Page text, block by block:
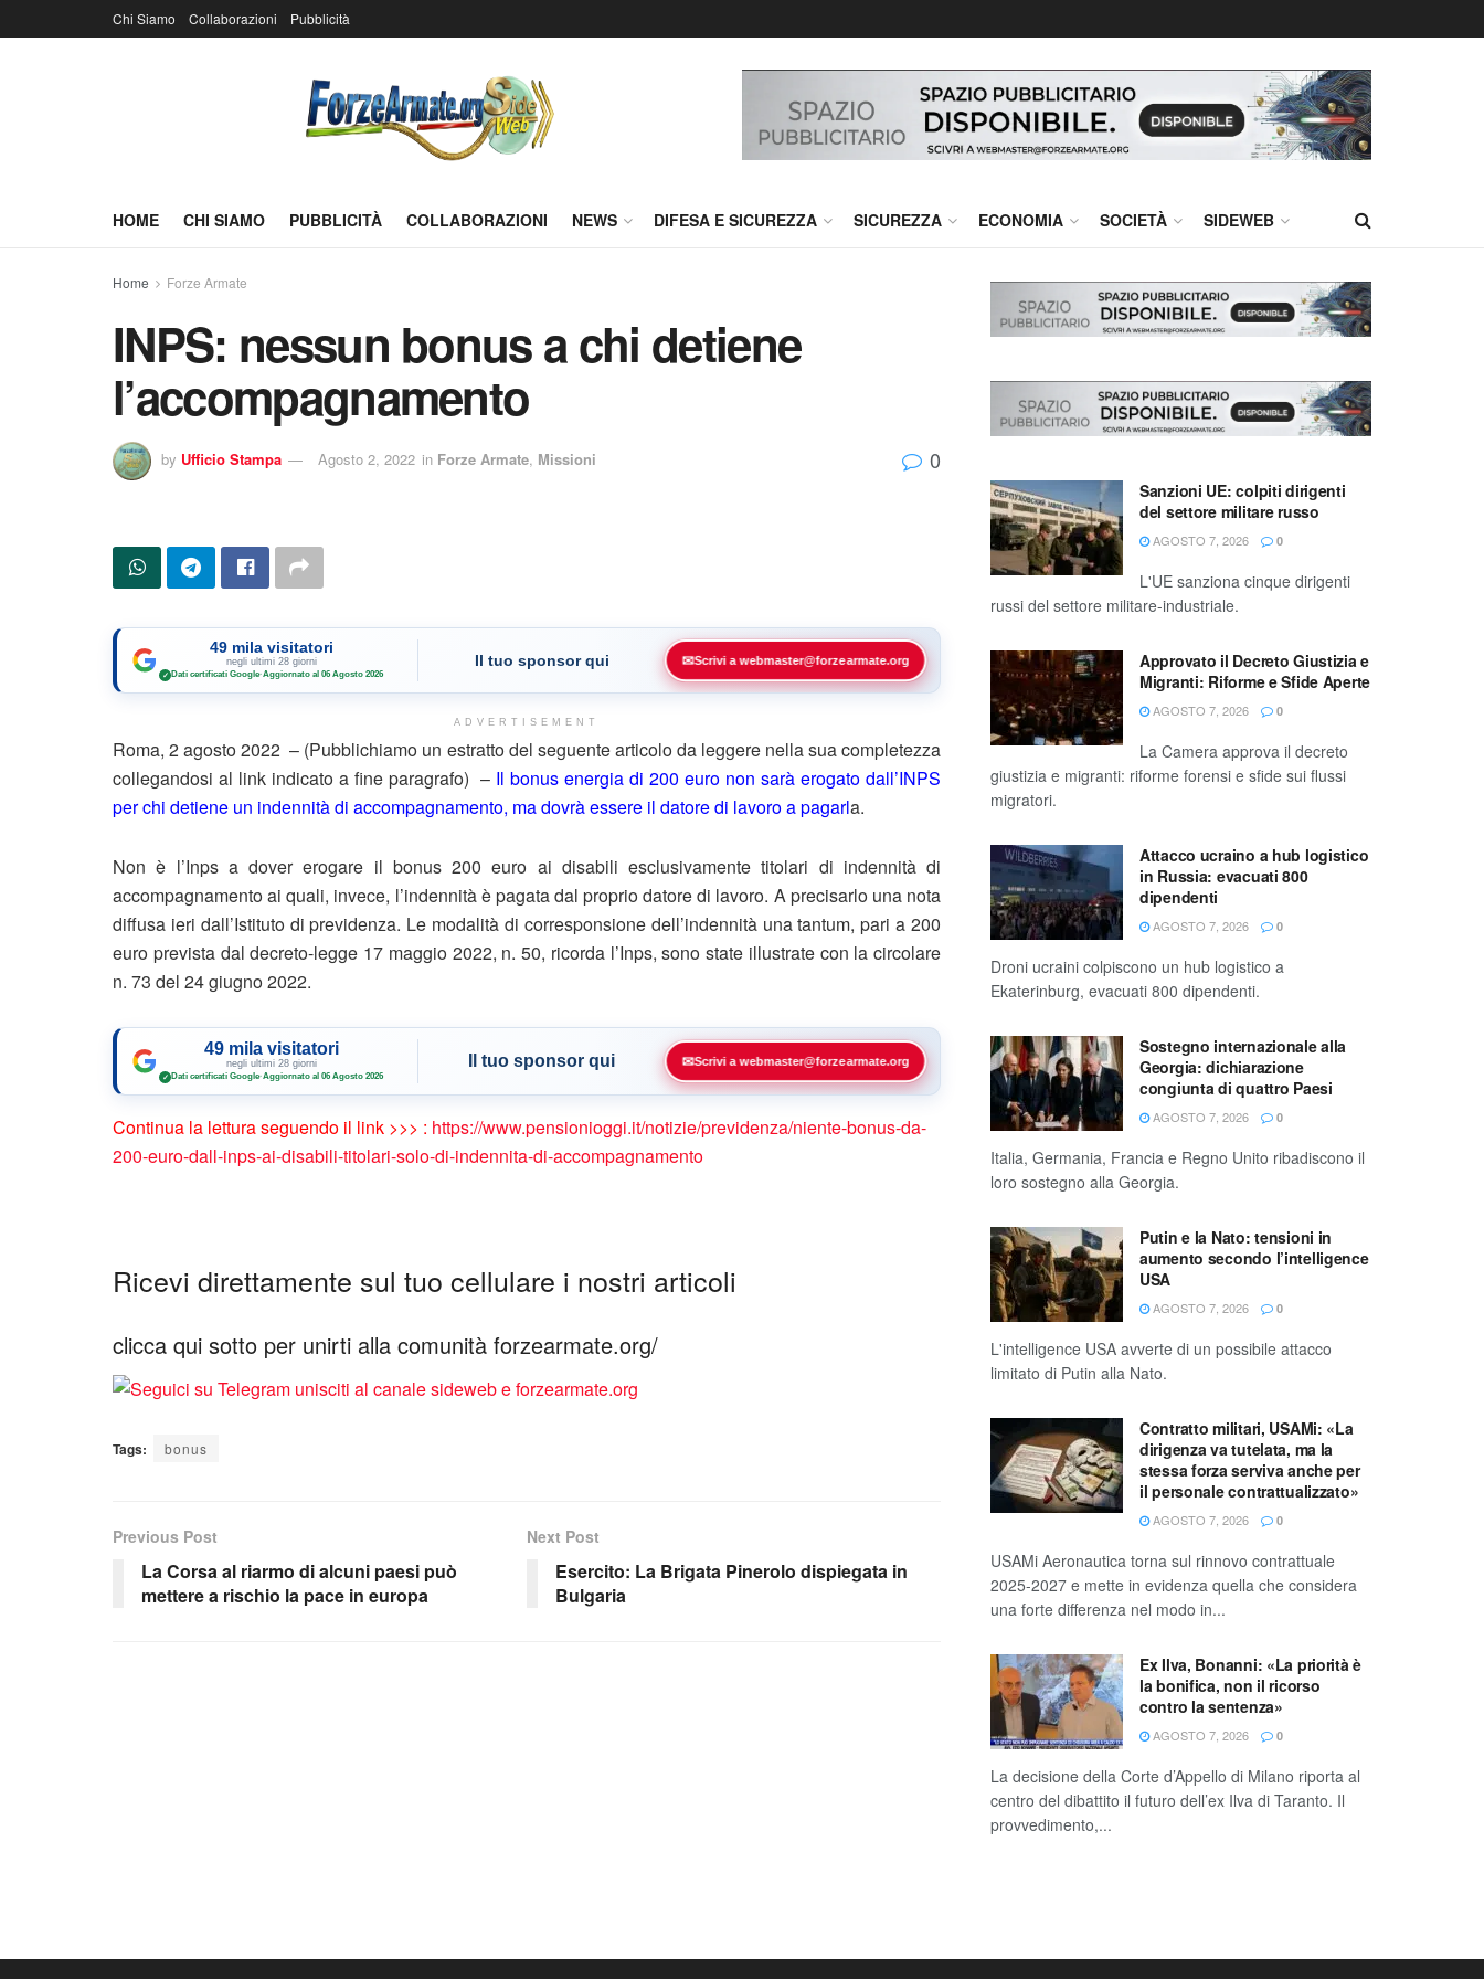
Chi Siamo Collaborazioni Pubblicità
HOME CHI SIAMO PUBBLICITÀ COLLABORAZIONI NEWS DIFESA E SICUREZZA SICUREZZA ECONOMIA SOCIETÀ SIDEWEB
Home Forze Armate
INPS: nessun bonus a chi detiene
l’accompagnamento
by Ufficio Stampa Agosto 2, 2022 in Forze Armate, Missioni 0
49 mila visitatori
negli ultimi 28 giorni
✓ Dati certificati Google·Aggiornato al 06 Agosto 2026
Il tuo sponsor qui ✉Scrivi a webmaster@forzearmate.org
ADVERTISEMENT
Roma, 2 agosto 2022 – (Pubblichiamo un estratto del seguente articolo da leggere nella sua completezza
collegandosi al link indicato a fine paragrafo) – Il bonus energia di 200 euro non sarà erogato dall’INPS
per chi detiene un indennità di accompagnamento, ma dovrà essere il datore di lavoro a pagarla.
Non è l’Inps a dover erogare il bonus 200 euro ai disabili esclusivamente titolari di indennità di
accompagnamento ai quali, invece, l’indennità è pagata dal proprio datore di lavoro. A precisarlo una nota
diffusa ieri dall’Istituto di previdenza. Le modalità di corresponsione dell’indennità una tantum, pari a 200
euro prevista dal decreto-legge 17 maggio 2022, n. 50, ricorda l’Inps, sono state illustrate con la circolare
n. 73 del 24 giugno 2022.
49 mila visitatori
negli ultimi 28 giorni
✓ Dati certificati Google·Aggiornato al 06 Agosto 2026
Il tuo sponsor qui ✉Scrivi a webmaster@forzearmate.org
Continua la lettura seguendo il link >>> : https://www.pensionioggi.it/notizie/previdenza/niente-bonus-da-
200-euro-dall-inps-ai-disabili-titolari-solo-di-indennita-di-accompagnamento
Ricevi direttamente sul tuo cellulare i nostri articoli
clicca qui sotto per unirti alla comunità forzearmate.org/
Tags: bonus
Previous Post
La Corsa al riarmo di alcuni paesi può
mettere a rischio la pace in europa
Next Post
Esercito: La Brigata Pinerolo dispiegata in
Bulgaria
Sanzioni UE: colpiti dirigenti
del settore militare russo
AGOSTO 7, 2026 0
L'UE sanziona cinque dirigenti
russi del settore militare-industriale.
Approvato il Decreto Giustizia e
Migranti: Riforme e Sfide Aperte
AGOSTO 7, 2026 0
La Camera approva il decreto
giustizia e migranti: riforme forensi e sfide sui flussi
migratori.
Attacco ucraino a hub logistico
in Russia: evacuati 800
dipendenti
AGOSTO 7, 2026 0
Droni ucraini colpiscono un hub logistico a
Ekaterinburg, evacuati 800 dipendenti.
Sostegno internazionale alla
Georgia: dichiarazione
congiunta di quattro Paesi
AGOSTO 7, 2026 0
Italia, Germania, Francia e Regno Unito ribadiscono il
loro sostegno alla Georgia.
Putin e la Nato: tensioni in
aumento secondo l’intelligence
USA
AGOSTO 7, 2026 0
L'intelligence USA avverte di un possibile attacco
limitato di Putin alla Nato.
Contratto militari, USAMi: «La
dirigenza va tutelata, ma la
stessa forza serviva anche per
il personale contrattualizzato»
AGOSTO 7, 2026 0
USAMi Aeronautica torna sul rinnovo contrattuale
2025-2027 e mette in evidenza quella che considera
una forte differenza nel modo in...
Ex Ilva, Bonanni: «La priorità è
la bonifica, non il ricorso
contro la sentenza»
AGOSTO 7, 2026 0
La decisione della Corte d’Appello di Milano riporta al
centro del dibattito il futuro dell’ex Ilva di Taranto. Il
provvedimento,...